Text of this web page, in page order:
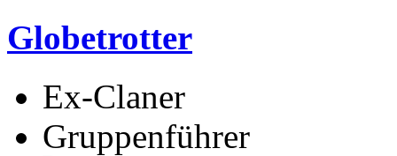
Globetrotter
Ex-Claner
Gruppenführer